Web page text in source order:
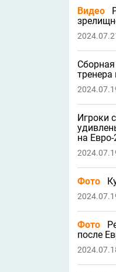
Видео
Игроки
на
Фото
Фото
после